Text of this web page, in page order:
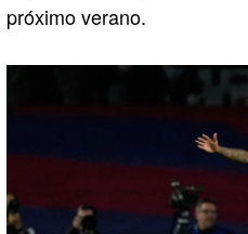
próximo verano.